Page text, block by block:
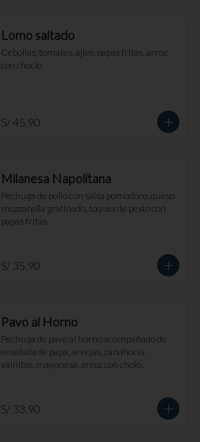
Lomo saltado
Cebollas, tomates, ajíes, papas fritas, arroz
con choclo.
S/ 45.90
Milanesa Napolitana
Pechuga de pollo con salsa pomodoro, queso
mozzarella gratinado, toques de pesto con
papas fritas.
S/ 35.90
Pavo al Horno
Pechuga de pavo al horno acompañado de
ensalada de papa, arvejas, zanahoria,
vainitas, mayonesa, arroz con cholo.
S/ 33.90